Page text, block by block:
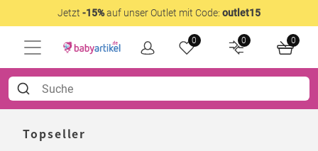
Jetzt -15%auf unser Outlet mit Code: outlet15
0 0 0
Topseller